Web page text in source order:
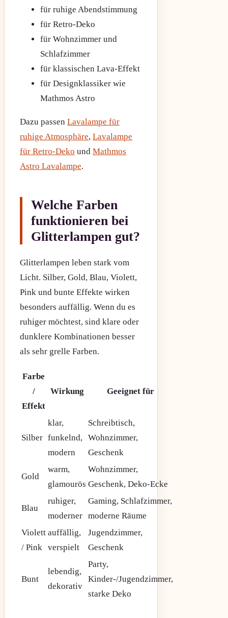
für ruhige Abendstimmung
für Retro-Deko
für Wohnzimmer und
Schlafzimmer
für klassischen Lava-Effekt
für Designklassiker wie
Mathmos Astro
Dazu passen Lavalampe für
ruhige Atmosphäre, Lavalampe
für Retro-Deko und Mathmos
Astro Lavalampe.
Welche Farben
funktionieren bei
Glitterlampen gut?
Glitterlampen leben stark vom
Licht. Silber, Gold, Blau, Violett,
Pink und bunte Effekte wirken
besonders auffällig. Wenn du es
ruhiger möchtest, sind klare oder
dunklere Kombinationen besser
als sehr grelle Farben.
Farbe
/
Effekt
Wirkung Geeignet für
Silber
klar,
funkelnd,
modern
Schreibtisch,
Wohnzimmer,
Geschenk
Gold
warm,
glamourös
Wohnzimmer,
Geschenk, Deko-Ecke
Blau
ruhiger,
moderner
Gaming, Schlafzimmer,
moderne Räume
Violett
/ Pink
auffällig,
verspielt
Jugendzimmer,
Geschenk
Bunt
lebendig,
dekorativ
Party,
Kinder-/Jugendzimmer,
starke Deko